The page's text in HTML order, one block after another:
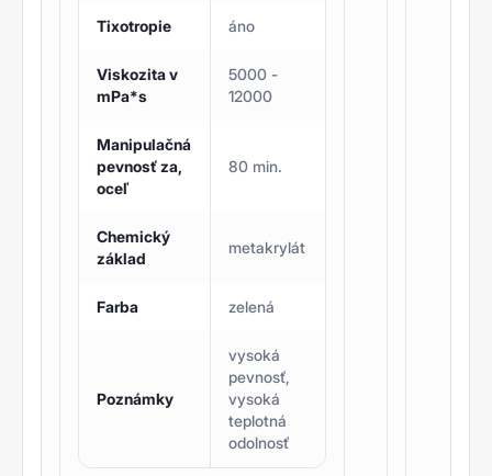
Tixotropie áno
Viskozita v
mPa*s
5000 -
12000
Manipulačná
pevnosť za,
oceľ
80 min.
Chemický
základ
metakrylát
Farba zelená
Poznámky
vysoká
pevnosť,
vysoká
teplotná
odolnosť